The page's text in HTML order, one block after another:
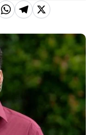
T
e
g
r
a
m
X